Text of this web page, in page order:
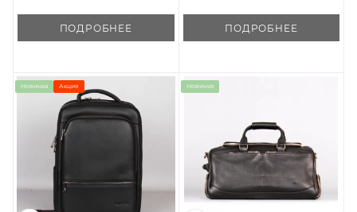
ПОДРОБНЕЕ ПОДРОБНЕЕ
Новинка Акция Новинка